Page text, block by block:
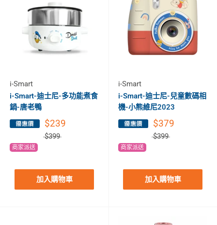
i-Smart
i-Smart-迪士尼-多功能煮食
鍋-唐老鴨
$239
$399
商家派送
加入購物車
i-Smart
i-Smart-迪士尼-兒童數碼相
機-小熊維尼2023
$379
$399
商家派送
加入購物車